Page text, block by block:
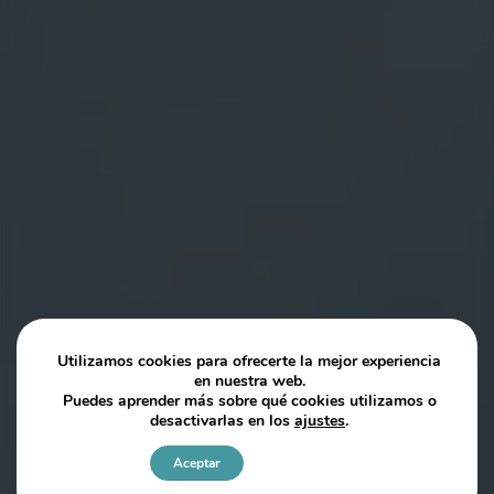
Utilizamos cookies para ofrecerte la mejor experiencia
en nuestra web.
Puedes aprender más sobre qué cookies utilizamos o
desactivarlas en los ajustes.
Aceptar